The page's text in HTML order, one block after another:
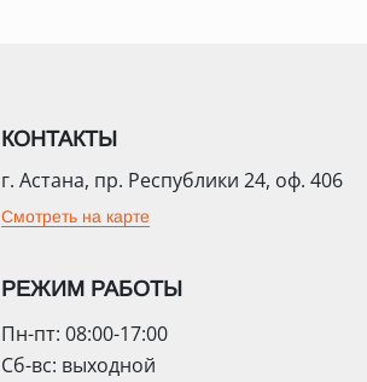
КОНТАКТЫ
г. Астана, пр. Республики 24, оф. 406
Смотреть на карте
РЕЖИМ РАБОТЫ
Пн-пт: 08:00-17:00
Сб-вс: выходной